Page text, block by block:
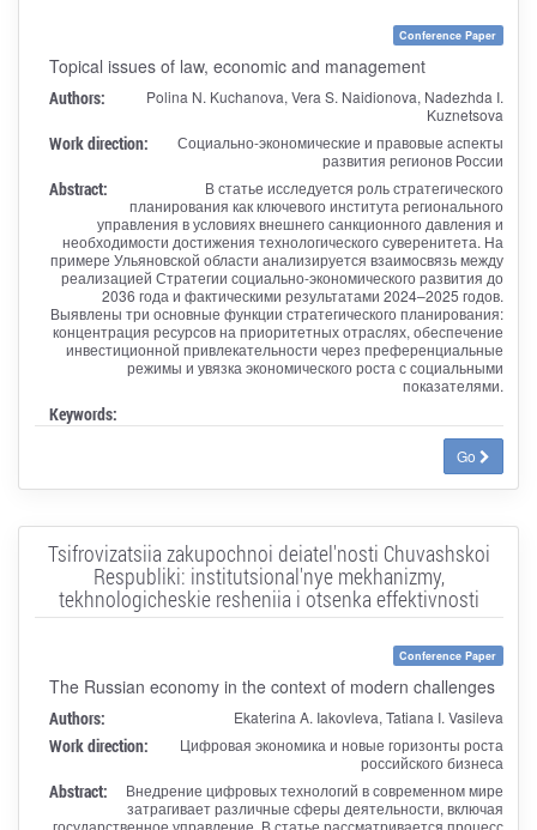
Conference Paper
Topical issues of law, economic and management
Authors:
Polina N. Kuchanova, Vera S. Naidionova, Nadezhda I.
Kuznetsova
Work direction:
Социально-экономические и правовые аспекты
развития регионов России
Abstract:
В статье исследуется роль стратегического
планирования как ключевого института регионального
управления в условиях внешнего санкционного давления и
необходимости достижения технологического суверенитета. На
примере Ульяновской области анализируется взаимосвязь между
реализацией Стратегии социально-экономического развития до
2036 года и фактическими результатами 2024–2025 годов.
Выявлены три основные функции стратегического планирования:
концентрация ресурсов на приоритетных отраслях, обеспечение
инвестиционной привлекательности через преференциальные
режимы и увязка экономического роста с социальными
показателями.
Keywords:
Go
Tsifrovizatsiia zakupochnoi deiatel'nosti Chuvashskoi
Respubliki: institutsional'nye mekhanizmy,
tekhnologicheskie resheniia i otsenka effektivnosti
Conference Paper
The Russian economy in the context of modern challenges
Authors: Ekaterina A. Iakovleva, Tatiana I. Vasileva
Work direction:
Цифровая экономика и новые горизонты роста
российского бизнеса
Abstract:
Внедрение цифровых технологий в современном мире
затрагивает различные сферы деятельности, включая
государственное управление. В статье рассматривается процесс